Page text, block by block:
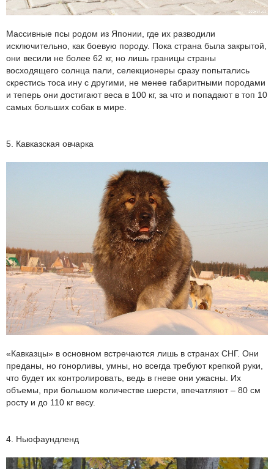
Массивные псы родом из Японии, где их разводили
исключительно, как боевую породу. Пока страна была закрытой,
они весили не более 62 кг, но лишь границы страны
восходящего солнца пали, селекционеры сразу попытались
скрестись тоса ину с другими, не менее габаритными породами
и теперь они достигают веса в 100 кг, за что и попадают в топ 10
самых больших собак в мире.
5. Кавказская овчарка
«Кавказцы» в основном встречаются лишь в странах СНГ. Они
преданы, но гонорливы, умны, но всегда требуют крепкой руки,
что будет их контролировать, ведь в гневе они ужасны. Их
объемы, при большом количестве шерсти, впечатляют – 80 см
росту и до 110 кг весу.
4. Ньюфаундленд